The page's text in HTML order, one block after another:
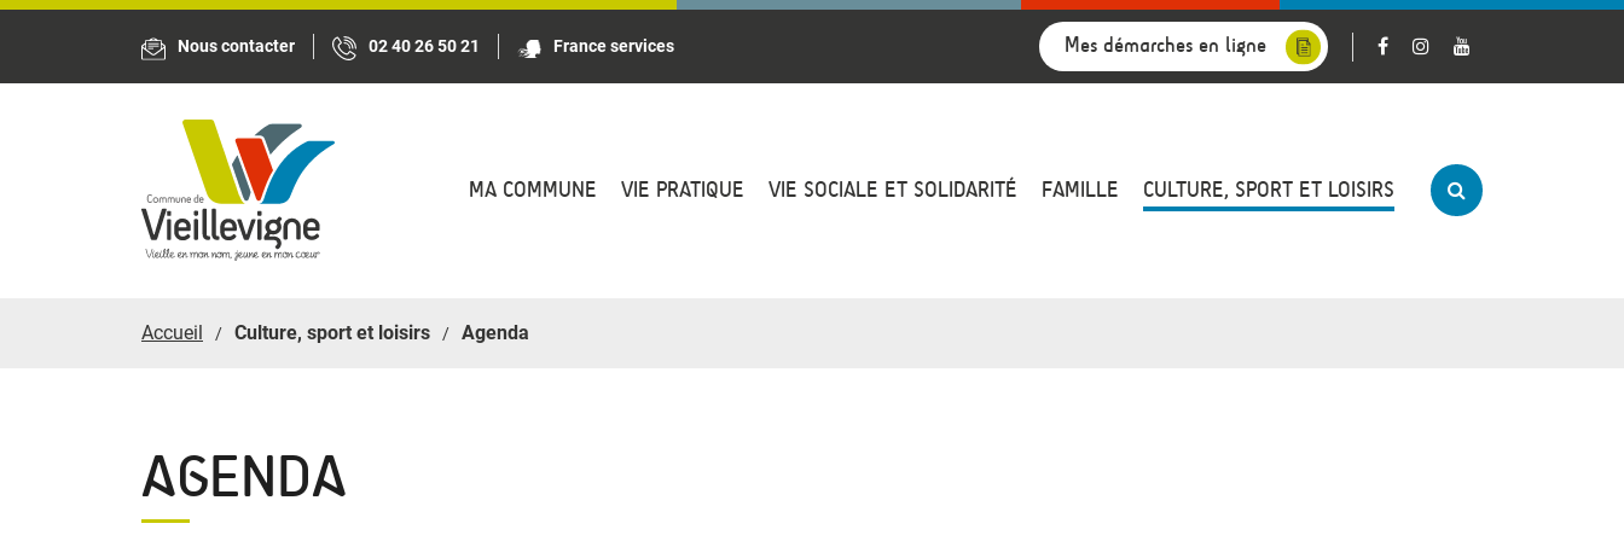
Nous contacter 02 40 26 50 21 France services Mes démarches en ligne
MA COMMUNE VIE PRATIQUE VIE SOCIALE ET SOLIDARITÉ FAMILLE CULTURE, SPORT ET LOISIRS
Accueil Culture, sport et loisirs Agenda
AGENDA
Panneau de gestion des cookies